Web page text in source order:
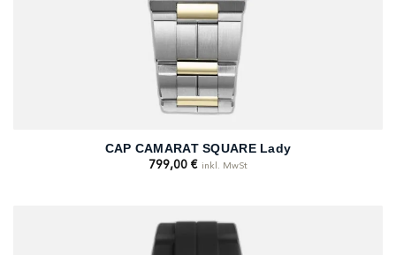
CAP CAMARAT SQUARE Lady
799,00 € inkl. MwSt